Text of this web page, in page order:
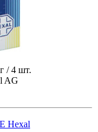
/ 4 шт.
AG
Hexal